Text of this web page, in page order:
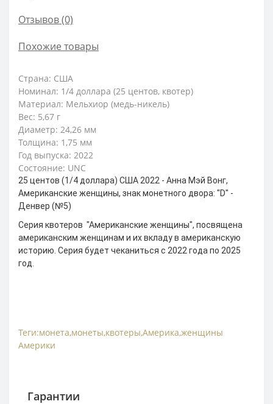
Отзывов (0)
Похожие товары
Страна: США
Номинал: 1/4 доллара (25 центов, квотер)
Материал: Мельхиор (медь-никель)
Вес: 5,67 г
Диаметр: 24,26 мм
Толщина: 1,75 мм
Год выпуска: 2022
Состояние: UNC
25 центов (1/4 доллара) США 2022 - Анна Мэй Вонг,
Американские женщины, знак монетного двора: "D" -
Денвер (№5)
Серия квотеров "Американские женщины", посвящена
американским женщинам и их вкладу в американскую
историю. Серия будет чеканиться с 2022 года по 2025
год.
Теги:монета,монеты,квотеры,Америка,женщины
Америки
Гарантии